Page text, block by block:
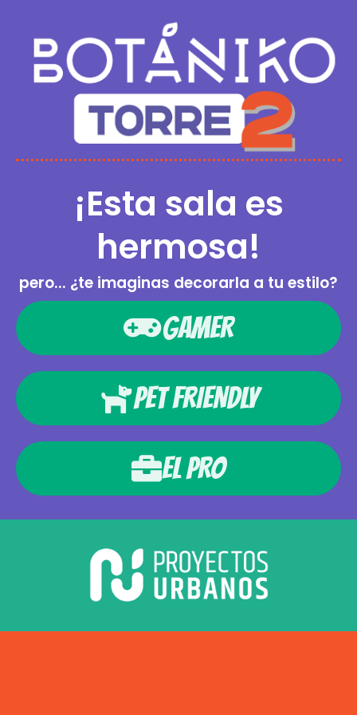
¡Esta sala es
hermosa!
pero... ¿te imaginas decorarla a tu estilo?
GAMER
PET FRIENDLY
EL PRO